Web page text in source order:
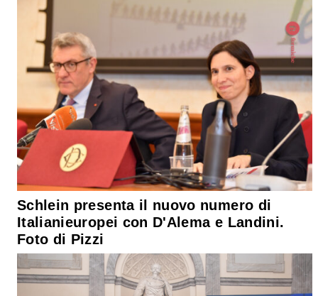
Schlein presenta il nuovo numero di
Italianieuropei con D'Alema e Landini.
Foto di Pizzi